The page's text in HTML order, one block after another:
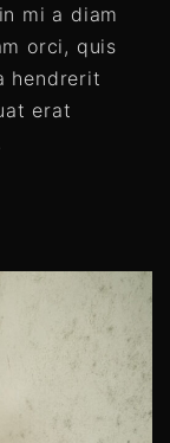
mi a diam
orci, quis
hendrerit
erat